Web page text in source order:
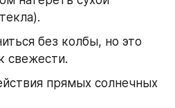
без колбы, но это
свежести.
прямых солнечных